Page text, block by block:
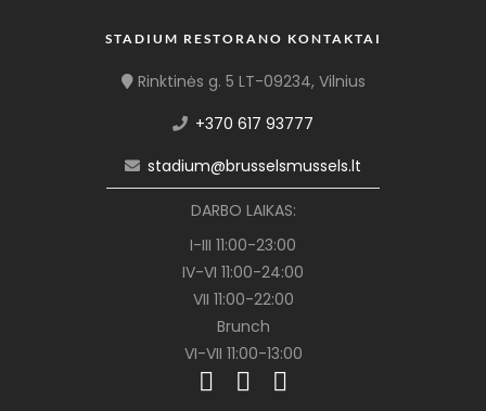
STADIUM RESTORANO KONTAKTAI
Rinktinės g. 5 LT-09234, Vilnius
+370 617 93777
stadium@brusselsmussels.lt
DARBO LAIKAS:
I-III 11:00-23:00
IV-VI 11:00-24:00
VII 11:00-22:00
Brunch
VI-VII 11:00-13:00